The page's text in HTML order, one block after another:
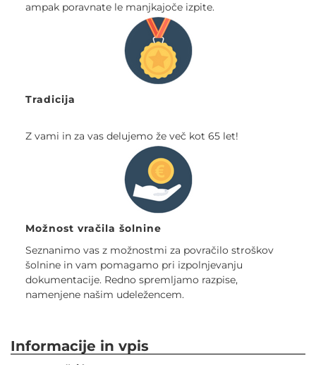
ampak poravnate le manjkajoče izpite.
Tradicija
Z vami in za vas delujemo že več kot 65 let!
Možnost vračila šolnine
Seznanimo vas z možnostmi za povračilo stroškov
šolnine in vam pomagamo pri izpolnjevanju
dokumentacije. Redno spremljamo razpise,
namenjene našim udeležencem.
Informacije in vpis